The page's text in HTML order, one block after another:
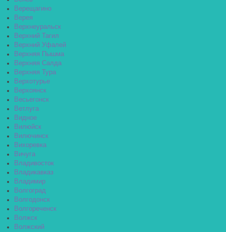
Верещагино
Верея
Верхнеуральск
Верхний Тагил
Верхний Уфалей
Верхняя Пышма
Верхняя Салда
Верхняя Тура
Верхотурье
Верхоянск
Весьегонск
Ветлуга
Видное
Вилюйск
Вилючинск
Вихоревка
Вичуга
Владивосток
Владикавказ
Владимир
Волгоград
Волгодонск
Волгореченск
Волжск
Волжский